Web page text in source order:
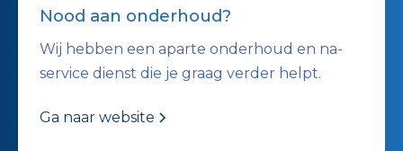
Nood aan onderhoud?
Wij hebben een aparte onderhoud en na-
service dienst die je graag verder helpt.
Ga naar website